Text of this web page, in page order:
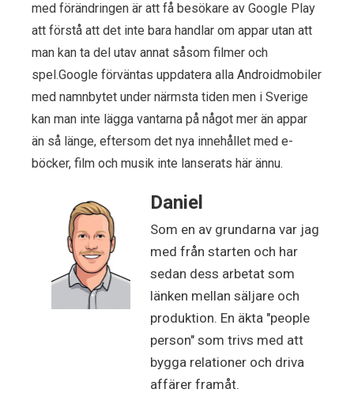
med förändringen är att få besökare av Google Play
att förstå att det inte bara handlar om appar utan att
man kan ta del utav annat såsom filmer och
spel.Google förväntas uppdatera alla Androidmobiler
med namnbytet under närmsta tiden men i Sverige
kan man inte lägga vantarna på något mer än appar
än så länge, eftersom det nya innehållet med e-
böcker, film och musik inte lanserats här ännu.
Daniel
Som en av grundarna var jag
med från starten och har
sedan dess arbetat som
länken mellan säljare och
produktion. En äkta "people
person" som trivs med att
bygga relationer och driva
affärer framåt.